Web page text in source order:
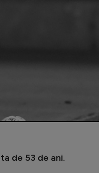
de 53 de ani.